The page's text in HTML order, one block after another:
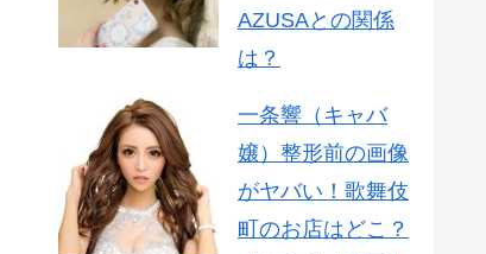
AZUSAとの関係
は？
一条響（キャバ
嬢）整形前の画像
がヤバい！歌舞伎
町のお店はどこ？